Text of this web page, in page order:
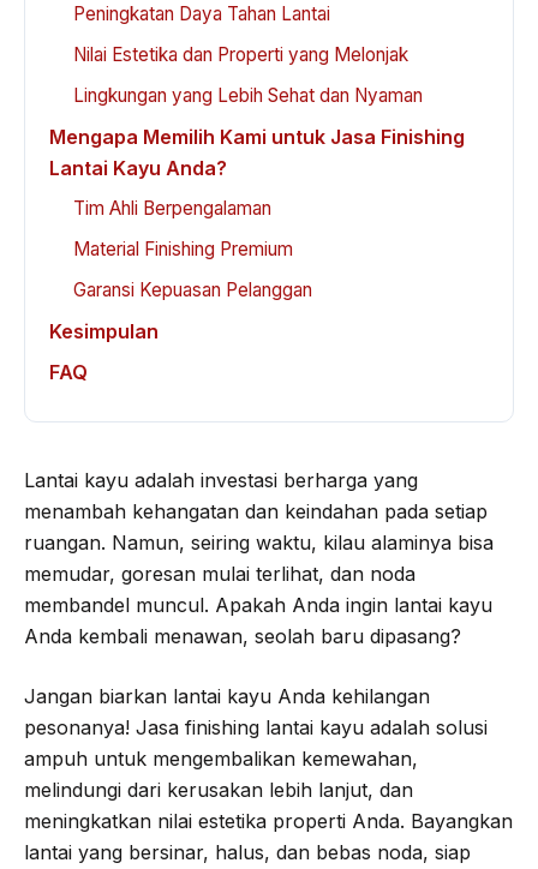
Peningkatan Daya Tahan Lantai
Nilai Estetika dan Properti yang Melonjak
Lingkungan yang Lebih Sehat dan Nyaman
Mengapa Memilih Kami untuk Jasa Finishing
Lantai Kayu Anda?
Tim Ahli Berpengalaman
Material Finishing Premium
Garansi Kepuasan Pelanggan
Kesimpulan
FAQ
Lantai kayu adalah investasi berharga yang
menambah kehangatan dan keindahan pada setiap
ruangan. Namun, seiring waktu, kilau alaminya bisa
memudar, goresan mulai terlihat, dan noda
membandel muncul. Apakah Anda ingin lantai kayu
Anda kembali menawan, seolah baru dipasang?
Jangan biarkan lantai kayu Anda kehilangan
pesonanya! Jasa finishing lantai kayu adalah solusi
ampuh untuk mengembalikan kemewahan,
melindungi dari kerusakan lebih lanjut, dan
meningkatkan nilai estetika properti Anda. Bayangkan
lantai yang bersinar, halus, dan bebas noda, siap